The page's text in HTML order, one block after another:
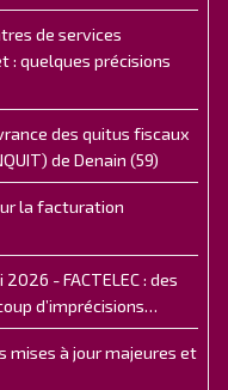
de services
: quelques précisions
des quitus fiscaux
de Denain (59)
la facturation
- FACTELEC : des
d’imprécisions…
mises à jour majeures et